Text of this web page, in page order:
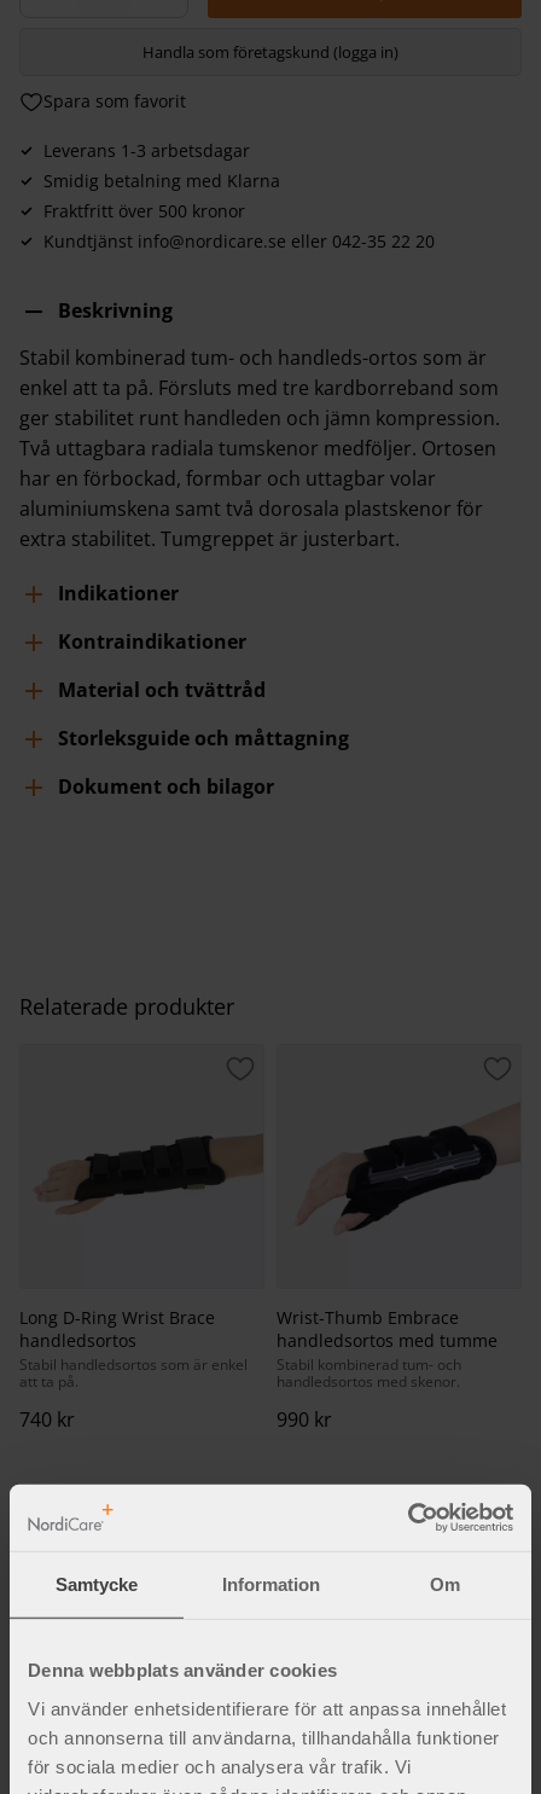
Samtycke Information Om
Denna webbplats använder cookies
Vi använder enhetsidentifierare för att anpassa innehållet
och annonserna till användarna, tillhandahålla funktioner
för sociala medier och analysera vår trafik. Vi
Lägg till i favoriter
Handla som företagskund (logga in)
Leverans 1-3 arbetsdagar
Smidig betalning med Klarna
Fraktfritt över 500 kronor
Kundtjänst info@nordicare.se eller 042-35 22 20
Beskrivning
Stabil kombinerad tum- och handleds-ortos som är
enkel att ta på. Försluts med tre kardborreband som
ger stabilitet runt handleden och jämn kompression.
Två uttagbara radiala tumskenor medföljer. Ortosen
har en förbockad, formbar och uttagbar volar
aluminiumskena samt två dorosala plastskenor för
extra stabilitet. Tumgreppet är justerbart.
Indikationer
Kontraindikationer
Material och tvättråd
Storleksguide och måttagning
Dokument och bilagor
Relaterade produkter
Long D-Ring Wrist Brace
handledsortos
Stabil handledsortos som är enkel
att ta på.
740 kr
Lägg till i favoriter
Wrist-Thumb Embrace
handledsortos med tumme
Stabil kombinerad tum- och
handledsortos med skenor.
990 kr